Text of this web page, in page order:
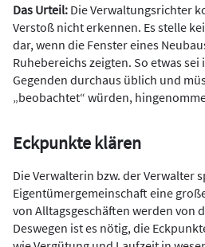
Das Urteil: Die Verwaltungsrichter
Verstoß nicht erkennen. Es stelle
dar, wenn die Fenster eines
Ruhebereichs zeigten. So etwas
Gegenden durchaus üblich und
„beobachtet“ würden,
Eckpunkte klären
Die Verwalterin bzw. der Verwalter
Eigentümergemeinschaft eine
von Alltagsgeschäften werden von
Deswegen ist es nötig, die